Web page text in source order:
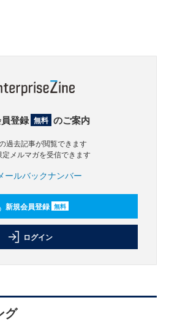
登録 無料 のご案内
過去記事が閲覧できます
定メルマガを受信できます
ールバックナンバー
新規会員登録 無料
ログイン
グ